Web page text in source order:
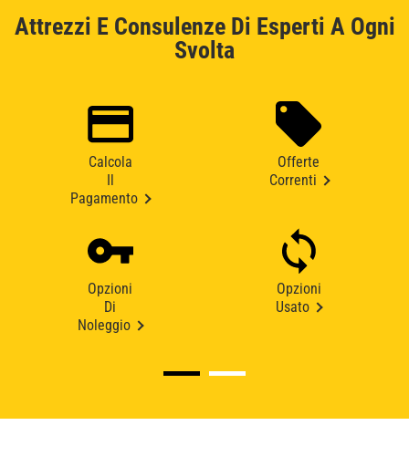
Attrezzi E Consulenze Di Esperti A Ogni
Svolta
Calcola
Pagamento
Offerte
Correnti
Opzioni
Di
Noleggio
Opzioni
Usato